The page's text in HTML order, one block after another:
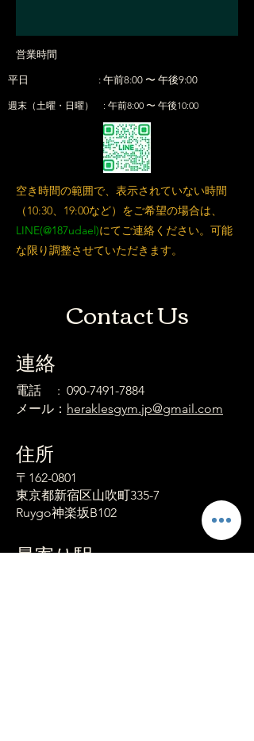
営業時間
平日 : 午前8:00 〜 午後9:00
週末（土曜・日曜） : 午前8:00 〜 午後10:00
空き時間の範囲で、表示されていない時間
（10:30、19:00など）をご希望の場合は、
LINE(@187udael)にてご連絡ください。可能
な限り調整させていただきます。
Contact Us
連絡
電話 : 090-7491-7884
メール： heraklesgym.jp@gmail.com
​住所
〒162-0801
東京都新宿区山吹町335-7
Ruygo神楽坂B102
最寄り駅